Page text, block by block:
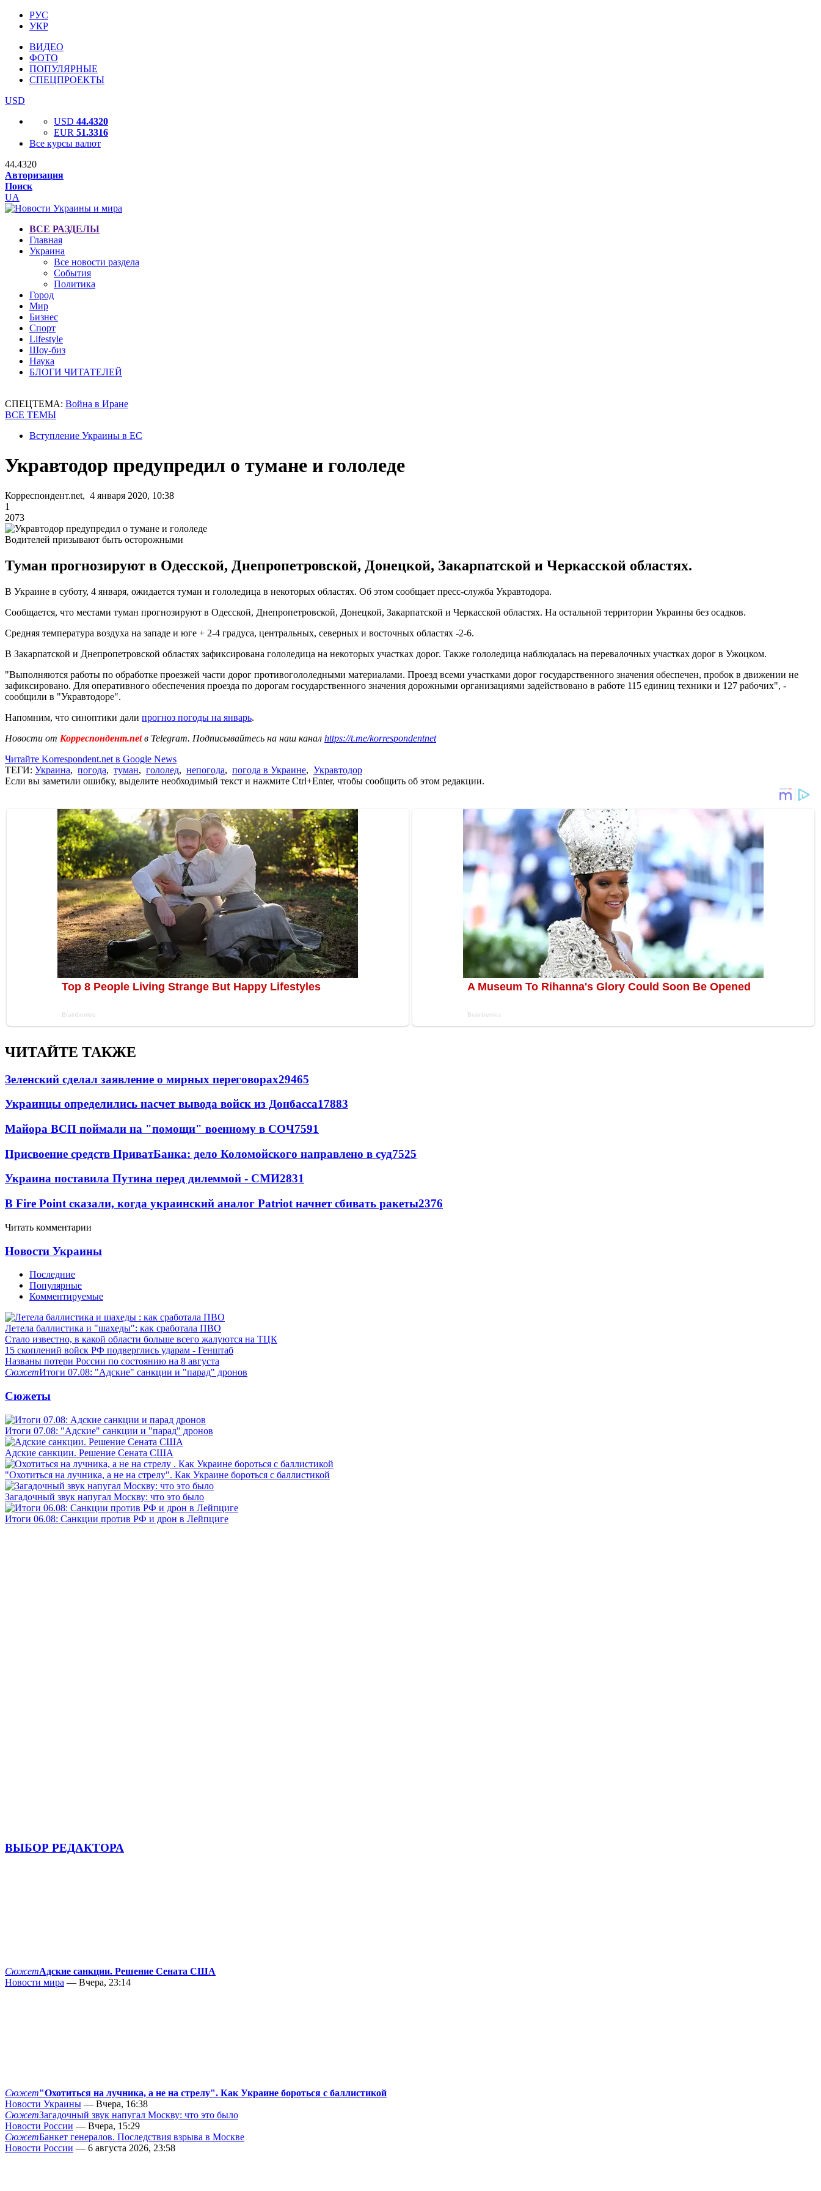
РУС
УКР
ВИДЕО
ФОТО
ПОПУЛЯРНЫЕ
СПЕЦПРОЕКТЫ
USD
USD 44.4320
EUR 51.3316
Все курсы валют
44.4320
Авторизация
Поиск
UA
ВСЕ РАЗДЕЛЫ
Главная
Украина
Все новости раздела
События
Политика
Город
Мир
Бизнес
Спорт
Lifestyle
Шоу-биз
Наука
БЛОГИ ЧИТАТЕЛЕЙ
СПЕЦТЕМА: Война в Иране
ВСЕ ТЕМЫ
Вступление Украины в ЕС
Укравтодор предупредил о тумане и гололеде
Корреспондент.net, 4 января 2020, 10:38
1
2073
Водителей призывают быть осторожными
Туман прогнозируют в Одесской, Днепропетровской, Донецкой, Закарпатской и Черкасской областях.
В Украине в суботу, 4 января, ожидается туман и гололедица в некоторых областях. Об этом сообщает пресс-служба Укравтодора.
Сообщается, что местами туман прогнозируют в Одесской, Днепропетровской, Донецкой, Закарпатской и Черкасской областях. На остальной территории Украины без осадков.
Средняя температура воздуха на западе и юге + 2-4 градуса, центральных, северных и восточных областях -2-6.
В Закарпатской и Днепропетровской областях зафиксирована гололедица на некоторых участках дорог. Также гололедица наблюдалась на перевалочных участках дорог в Ужоцком.
"Выполняются работы по обработке проезжей части дорог противогололедными материалами. Проезд всеми участками дорог государственного значения обеспечен, пробок в движении не
зафиксировано. Для оперативного обеспечения проезда по дорогам государственного значения дорожными организациями задействовано в работе 115 единиц техники и 127 рабочих", -
сообщили в "Укравтодоре".
Напомним, что синоптики дали прогноз погоды на январь.
Новости от Корреспондент.netв Telegram. Подписывайтесь на наш канал https://t.me/korrespondentnet
Читайте Korrespondent.net в Google News
ТЕГИ: Украина, погода, туман, гололед, непогода, погода в Украине, Укравтодор
Если вы заметили ошибку, выделите необходимый текст и нажмите Ctrl+Enter, чтобы сообщить об этом редакции.
ЧИТАЙТЕ ТАКЖЕ
Зеленский сделал заявление о мирных переговорах29465
Украинцы определились насчет вывода войск из Донбасса17883
Майора ВСП поймали на "помощи" военному в СОЧ7591
Присвоение средств ПриватБанка: дело Коломойского направлено в суд7525
Украина поставила Путина перед дилеммой - СМИ2831
В Fire Point сказали, когда украинский аналог Patriot начнет сбивать ракеты2376
Читать комментарии
Новости Украины
Последние
Популярные
Комментируемые
Летела баллистика и "шахеды": как сработала ПВО
Стало известно, в какой области больше всего жалуются на ТЦК
15 скоплений войск РФ подверглись ударам - Генштаб
Названы потери России по состоянию на 8 августа
СюжетИтоги 07.08: "Адские" санкции и "парад" дронов
Сюжеты
Итоги 07.08: "Адские" санкции и "парад" дронов
Адские санкции. Решение Сената США
"Охотиться на лучника, а не на стрелу". Как Украине бороться с баллистикой
Загадочный звук напугал Москву: что это было
Итоги 06.08: Санкции против РФ и дрон в Лейпциге
ВЫБОР РЕДАКТОРА
СюжетАдские санкции. Решение Сената США
Новости мира — Вчера, 23:14
Сюжет"Охотиться на лучника, а не на стрелу". Как Украине бороться с баллистикой
Новости Украины — Вчера, 16:38
СюжетЗагадочный звук напугал Москву: что это было
Новости России — Вчера, 15:29
СюжетБанкет генералов. Последствия взрыва в Москве
Новости России — 6 августа 2026, 23:58